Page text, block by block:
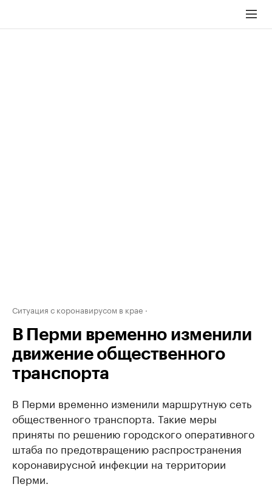
Ситуация с коронавирусом в крае
В Перми временно изменили
движение общественного
транспорта
В Перми временно изменили маршрутную сеть
общественного транспорта. Такие меры
приняты по решению городского оперативного
штаба по предотвращению распространения
коронавирусной инфекции на территории
Перми.